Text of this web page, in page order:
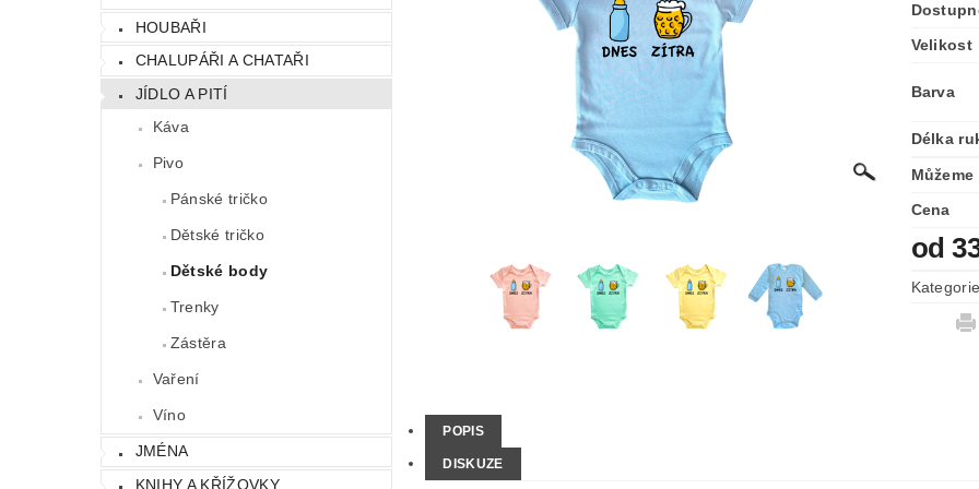
HOUBAŘI
CHALUPÁŘI A CHATAŘI
JÍDLO A PITÍ
Káva
Pivo
Pánské tričko
Dětské tričko
Dětské body
Trenky
Zástěra
Vaření
Víno
JMÉNA
KNIHY A KŘÍŽOVKY
Velikost
Barva
Délka
Cena
od
POPIS
DISKUZE